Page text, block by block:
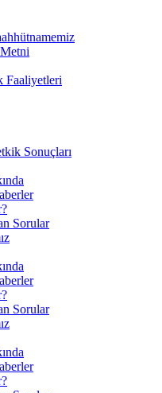
Faaliyetleri
Sonuçları
Sorular
Sorular